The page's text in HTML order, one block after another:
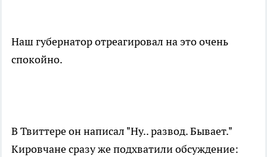
Наш губернатор отреагировал на это очень
спокойно.
В Твиттере он написал "Ну.. развод. Бывает."
Кировчане сразу же подхватили обсуждение: